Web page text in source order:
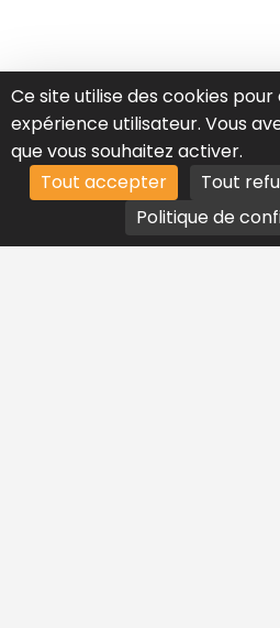
Ce site utilise des cookies
expérience utilisateur. Vous
que vous souhaitez activer.
Tout accepter
Tout
Politique de